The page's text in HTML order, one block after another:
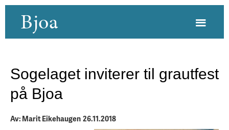
Bjoa
Sogelaget inviterer til grautfest
på Bjoa
Av: Marit Eikehaugen 26.11.2018